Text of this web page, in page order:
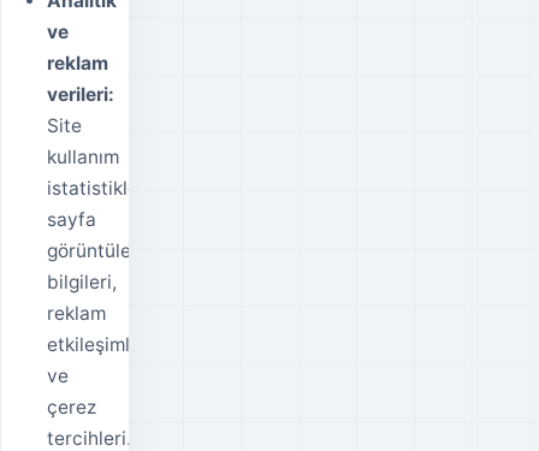
ve
reklam
verileri:
Site
kullanım
istatistikleri,
sayfa
görüntüleme
bilgileri,
reklam
etkileşimleri
ve
çerez
tercihleri.